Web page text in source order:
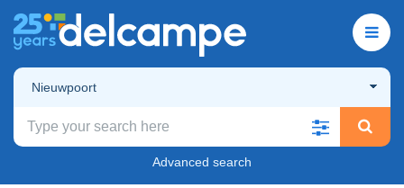
Nieuwpoort
Advanced search